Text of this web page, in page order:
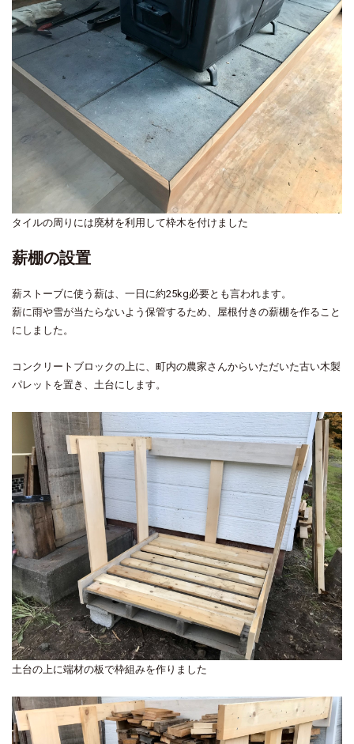
タイルの周りには廃材を利用して枠木を付けました
薪棚の設置
薪ストーブに使う薪は、一日に約25kg必要とも言われます。
薪に雨や雪が当たらないよう保管するため、屋根付きの薪棚を作ること
にしました。
コンクリートブロックの上に、町内の農家さんからいただいた古い木製
パレットを置き、土台にします。
土台の上に端材の板で枠組みを作りました